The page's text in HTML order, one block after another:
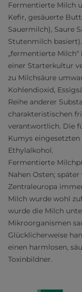
Fermentierte Milch
Kefir, gesäuerte
Sauermilch), Saure
Stutenmilch
„fermentierte
einer Starterkultur
zu Milchsäure
Kohlendioxid,
Reihe anderer
charakteristischen
verantwortlich. Die
Kumys
Ethylalkohol.
Fermentierte
Nahen Osten;
Zentraleuropa
Milch wurde wohl
wurde die Milch
Mikroorganismen
Glücklicherweise
einen harmlosen,
Toxinbildner.